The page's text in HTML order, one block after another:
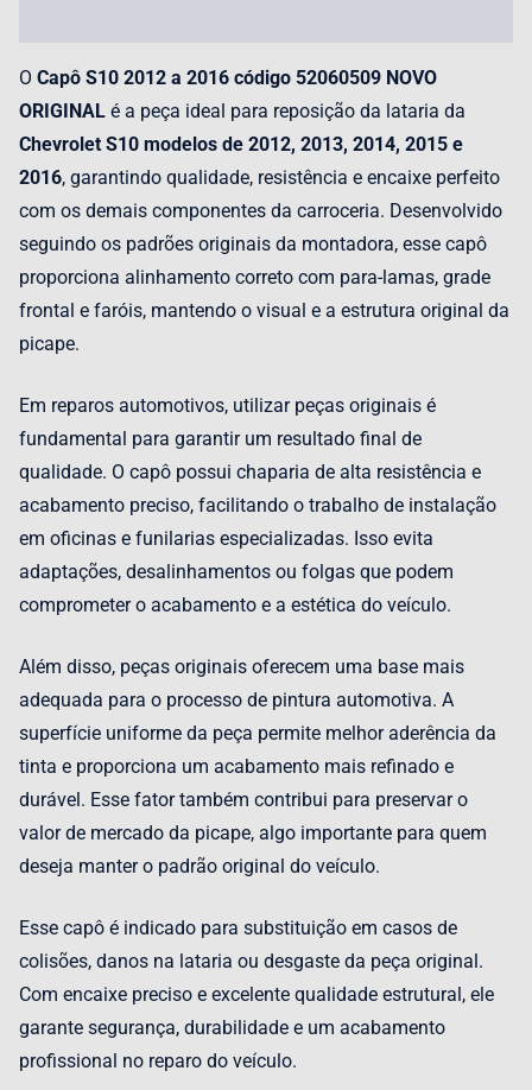
O Capô S10 2012 a 2016 código 52060509 NOVO
ORIGINAL é a peça ideal para reposição da lataria da
Chevrolet S10 modelos de 2012, 2013, 2014, 2015 e
2016, garantindo qualidade, resistência e encaixe perfeito
com os demais componentes da carroceria. Desenvolvido
seguindo os padrões originais da montadora, esse capô
proporciona alinhamento correto com para-lamas, grade
frontal e faróis, mantendo o visual e a estrutura original da
picape.
Em reparos automotivos, utilizar peças originais é
fundamental para garantir um resultado final de
qualidade. O capô possui chaparia de alta resistência e
acabamento preciso, facilitando o trabalho de instalação
em oficinas e funilarias especializadas. Isso evita
adaptações, desalinhamentos ou folgas que podem
comprometer o acabamento e a estética do veículo.
Além disso, peças originais oferecem uma base mais
adequada para o processo de pintura automotiva. A
superfície uniforme da peça permite melhor aderência da
tinta e proporciona um acabamento mais refinado e
durável. Esse fator também contribui para preservar o
valor de mercado da picape, algo importante para quem
deseja manter o padrão original do veículo.
Esse capô é indicado para substituição em casos de
colisões, danos na lataria ou desgaste da peça original.
Com encaixe preciso e excelente qualidade estrutural, ele
garante segurança, durabilidade e um acabamento
profissional no reparo do veículo.